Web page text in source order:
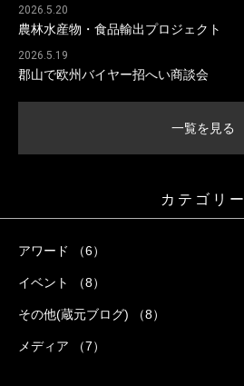
2026.5.20
農林水産物・食品輸出プロジェクト
2026.5.19
郡山で欧州バイヤー招へい商談会
一覧を見る
カテゴリー
アワード （6）
イベント （8）
その他(蔵元ブログ) （8）
メディア （7）